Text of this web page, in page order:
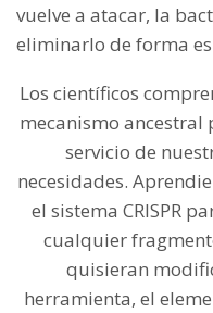
vuelve a atacar, la
eliminarlo de forma
Los científicos
mecanismo ancestral
servicio de
necesidades.
el sistema CRISPR
cualquier
quisieran
herramienta, el